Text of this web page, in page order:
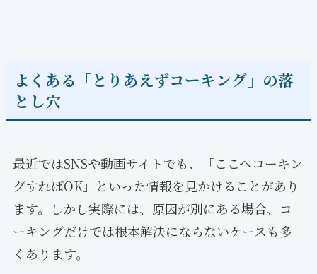
よくある「とりあえずコーキング」の落
とし穴
最近ではSNSや動画サイトでも、「ここへコーキン
グすればOK」といった情報を見かけることがあり
ます。しかし実際には、原因が別にある場合、コ
ーキングだけでは根本解決にならないケースも多
くあります。